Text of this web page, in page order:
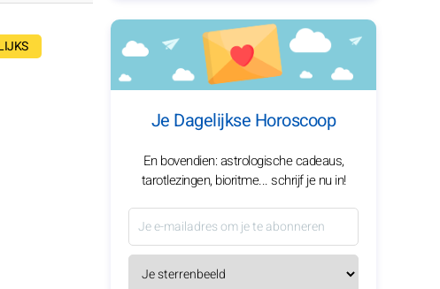
Je Dagelijkse Horoscoop
En bovendien: astrologische cadeaus,
tarotlezingen, bioritme... schrijf je nu in!